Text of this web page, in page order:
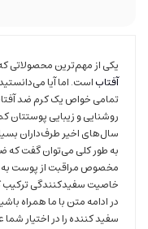
یکی از مهم‌‌ترین محصولاتی که
آفتاباست. اما آیا
تمامی خواص یک کرم ضد
روشنایی و زیبایی پوستتان
سال‌های اخیر طرف‌داران
به طور کلی می‌توان گفت که
مخصوص مراقبت از پوست به
خاصیت سفیدکنندگی ترکیب
در ادامه متن با ما همراه
سفید کننده را در اختیار شما